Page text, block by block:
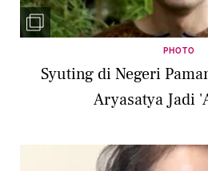
PHOTO
Syuting di Negeri
Aryasatya Jadi